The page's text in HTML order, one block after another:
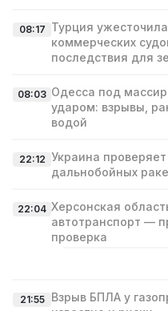
08:17 Турция
коммерческих
последствия для
08:03 Одесса под
ударом: взрывы,
водой
22:12 Украина
дальнобойных
22:04 Херсонская
автотранспорт —
проверка
21:55
Взрыв БПЛА у